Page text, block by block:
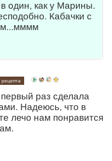
один, как у Марины.
Кабачки с
рецепта
раз сделала
Надеюсь, что в
лечо нам понравится